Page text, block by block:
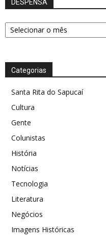
DESPENSA
DESPENSA
Categorias
Santa Rita do Sapucaí
Cultura
Gente
Colunistas
História
Notícias
Tecnologia
Literatura
Negócios
Imagens Históricas